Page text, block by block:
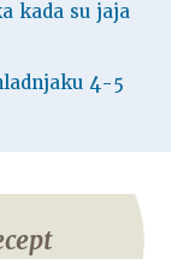
kada su jaja
4-5